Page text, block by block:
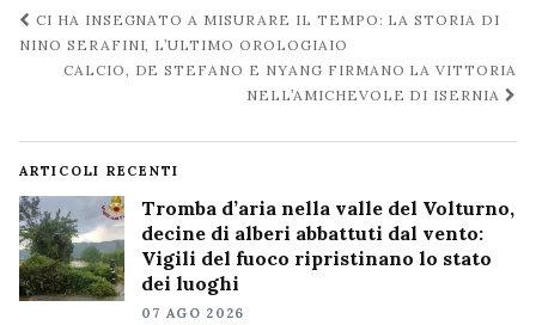
Navigazione
post
CI HA INSEGNATO A MISURARE IL TEMPO: LA STORIA DI
NINO SERAFINI, L’ULTIMO OROLOGIAIO
CALCIO, DE STEFANO E NYANG FIRMANO LA VITTORIA
NELL’AMICHEVOLE DI ISERNIA
ARTICOLI RECENTI
Tromba d’aria nella valle del Volturno,
decine di alberi abbattuti dal vento:
Vigili del fuoco ripristinano lo stato
dei luoghi
07 AGO 2026